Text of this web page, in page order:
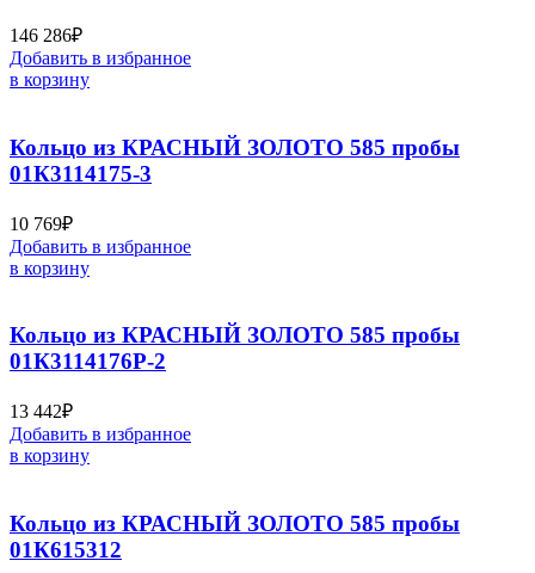
146 286₽
Добавить в избранное
в корзину
Кольцо из КРАСНЫЙ ЗОЛОТО 585 пробы
01К3114175-3
10 769₽
Добавить в избранное
в корзину
Кольцо из КРАСНЫЙ ЗОЛОТО 585 пробы
01К3114176Р-2
13 442₽
Добавить в избранное
в корзину
Кольцо из КРАСНЫЙ ЗОЛОТО 585 пробы
01К615312